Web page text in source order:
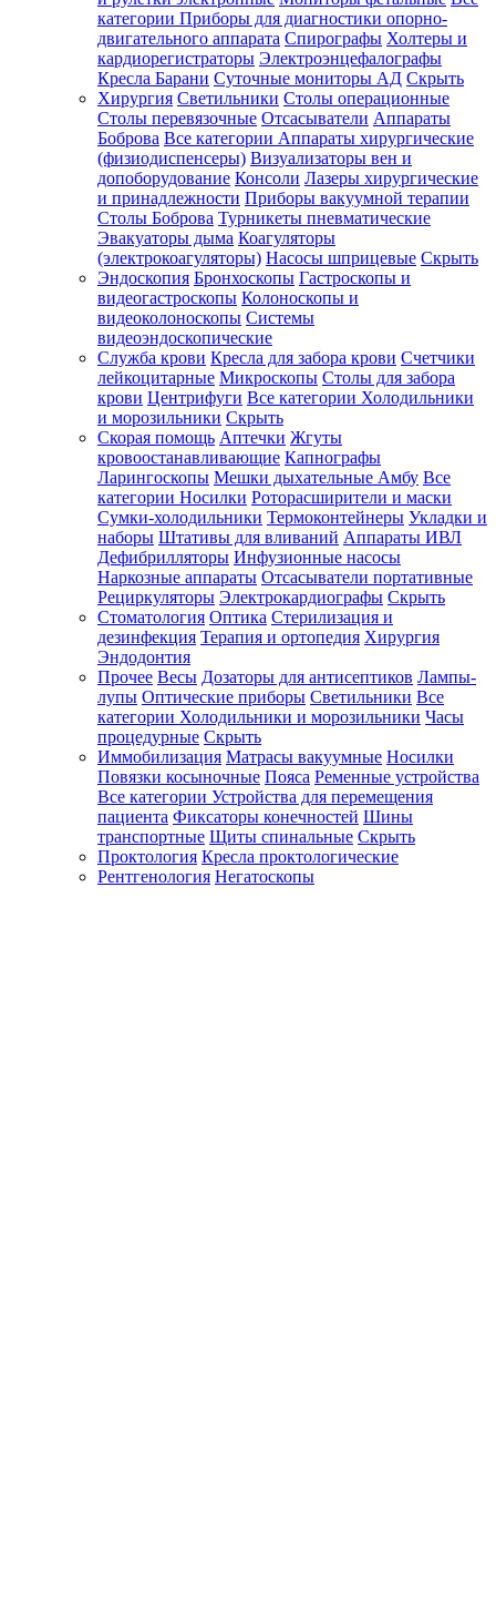
категории Приборы для диагностики опорно-
двигательного аппарата Спирографы Холтеры и
кардиорегистраторы Электроэнцефалографы
Кресла Барани Суточные мониторы АД Скрыть
Хирургия Светильники Столы операционные
Столы перевязочные Отсасыватели Аппараты
Боброва Все категории Аппараты хирургические
(физиодиспенсеры) Визуализаторы вен и
допоборудование Консоли Лазеры хирургические
и принадлежности Приборы вакуумной терапии
Столы Боброва Турникеты пневматические
Эвакуаторы дыма Коагуляторы
(электрокоагуляторы) Насосы шприцевые Скрыть
Эндоскопия Бронхоскопы Гастроскопы и
видеогастроскопы Колоноскопы и
видеоколоноскопы Системы
видеоэндоскопические
Служба крови Кресла для забора крови Счетчики
лейкоцитарные Микроскопы Столы для забора
крови Центрифуги Все категории Холодильники
и морозильники Скрыть
Скорая помощь Аптечки Жгуты
кровоостанавливающие Капнографы
Ларингоскопы Мешки дыхательные Амбу Все
категории Носилки Роторасширители и маски
Сумки-холодильники Термоконтейнеры Укладки и
наборы Штативы для вливаний Аппараты ИВЛ
Дефибрилляторы Инфузионные насосы
Наркозные аппараты Отсасыватели портативные
Рециркуляторы Электрокардиографы Скрыть
Стоматология Оптика Стерилизация и
дезинфекция Терапия и ортопедия Хирургия
Эндодонтия
Прочее Весы Дозаторы для антисептиков Лампы-
лупы Оптические приборы Светильники Все
категории Холодильники и морозильники Часы
процедурные Скрыть
Иммобилизация Матрасы вакуумные Носилки
Повязки косыночные Пояса Ременные устройства
Все категории Устройства для перемещения
пациента Фиксаторы конечностей Шины
транспортные Щиты спинальные Скрыть
Проктология Кресла проктологические
Рентгенология Негатоскопы